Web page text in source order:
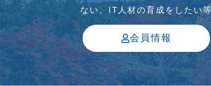
ない、IT⼈材の育成をしたい
会員情報